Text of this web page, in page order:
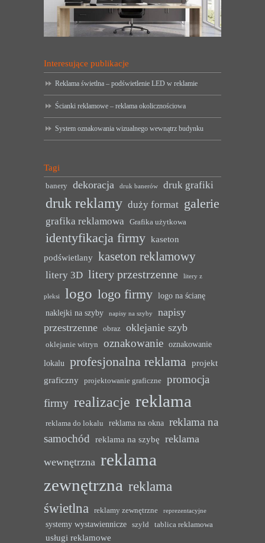
Interesujące publikacje
Reklama świetlna – podświetlenie LED w reklamie
Ścianki reklamowe – reklama okolicznościowa
System oznakowania wizualnego wewnątrz budynku
Tagi
banery dekoracja druk banerów druk grafiki
druk reklamy duży format galerie
grafika reklamowa Grafika użytkowa
identyfikacja firmy kaseton
podświetlany kaseton reklamowy
litery 3D litery przestrzenne litery z
pleksi logo logo firmy logo na ścianę
naklejki na szyby
napisy na szyby
napisy
przestrzenne
obraz oklejanie szyb
oklejanie witryn oznakowanie oznakowanie
lokalu profesjonalna reklama projekt
graficzny
projektowanie graficzne
promocja
firmy realizacje reklama
reklama do lokalu reklama na okna reklama na
samochód reklama na szybę reklama
wewnętrzna reklama
zewnętrzna reklama
świetlna
reklamy zewnętrzne reprezentacyjne
systemy wystawiennicze szyld tablica reklamowa
usługi reklamowe